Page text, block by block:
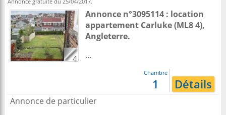
4
Annonce n°3095114 : location
appartement Carluke(ML8 4),
Angleterre.
...
Chambre
1 Détails
Annonce de particulier